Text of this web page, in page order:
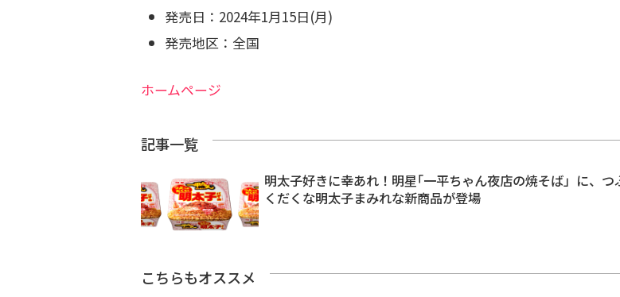
発売日： 2024年1月15日(月)
発売地区： 全国
ホームページ
記事一覧
明太子好きに幸あれ！明星｢一平ちゃん夜店の焼そば」に、つ
くだくな明太子まみれな新商品が登場
こちらもオススメ